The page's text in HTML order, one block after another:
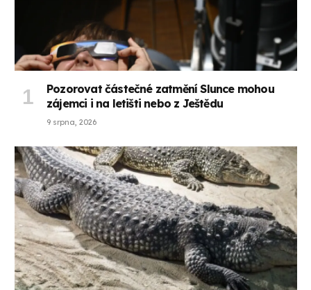
Pozorovat částečné zatmění Slunce mohou
zájemci i na letišti nebo z Ještědu
9 srpna, 2026